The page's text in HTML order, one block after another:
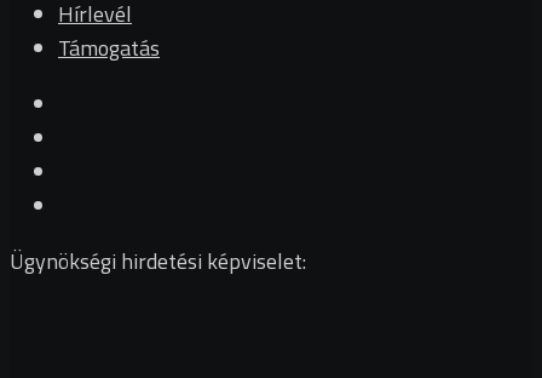
Hírlevél
Támogatás
Ügynökségi hirdetési képviselet: